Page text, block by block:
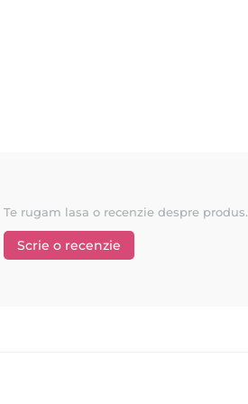
Te rugam lasa o recenzie despre produs.
Scrie o recenzie